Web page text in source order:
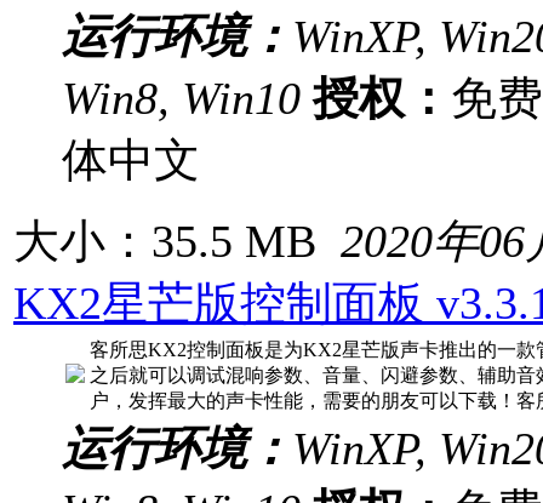
运行环境： WinXP,
Win8, Win10 授权： 免
体中文
大小：35.5 MB 2020年06
KX2星芒版控制面板
客所思KX2控制面板是为KX2星芒版声卡推出的一
之后就可以调试混响参数、音量、闪避参数、辅助
户，发挥最大的声卡性能，需要的朋友可以下载！
运行环境： WinXP,